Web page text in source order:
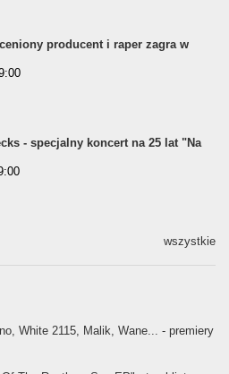
producent i raper zagra w
- specjalny koncert na 25 lat "Na
wszystkie
White 2115, Malik, Wane... - premiery